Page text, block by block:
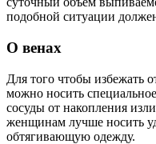
подобной ситуации
О венах
Для того чтобы избежать
можно носить
сосуды от накопления
женщинам лучше носить
обтягивающую одежду.